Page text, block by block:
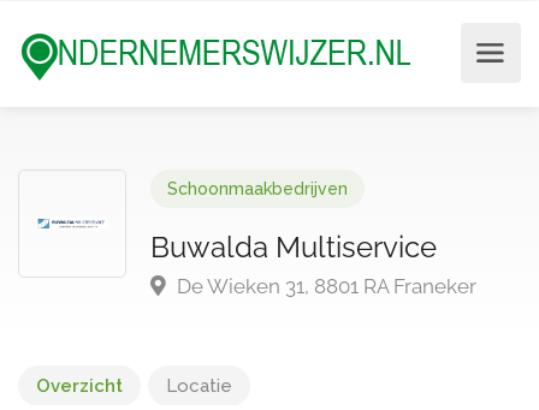
Schoonmaakbedrijven
Buwalda Multiservice
De Wieken 31, 8801 RA Franeker
Overzicht Locatie